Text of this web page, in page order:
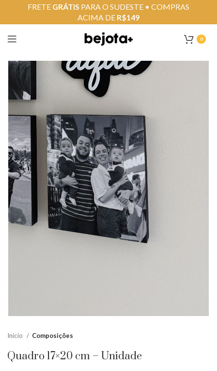
0
Início Composições
Quadro 17×20 cm – Unidade
FRETE GRÁTIS PARA O SUDESTE • COMPRAS
ACIMA DE R$149